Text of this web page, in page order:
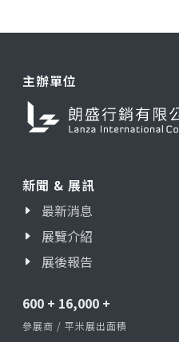
主辦單位
新聞 & 展訊
最新消息
展覽介紹
展後報告
600 + 16,000 +
參展商 / 平米展出面積